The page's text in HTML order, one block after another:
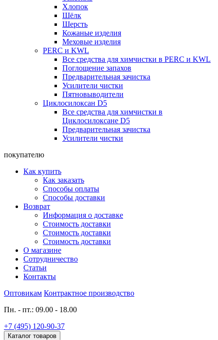
Хлопок
Шёлк
Шерсть
Кожаные изделия
Меховые изделия
PERC и KWL
Все средства для химчистки в PERC и KWL
Поглощение запахов
Предварительная зачистка
Усилители чистки
Пятновыводители
Циклосилоксан D5
Все средства для химчистки в
Циклосилоксане D5
Предварительная зачистка
Усилители чистки
покупателю
Как купить
Как заказать
Способы оплаты
Способы доставки
Возврат
Информация о доставке
Стоимость доставки
Стоимость доставки
Стоимость доставки
О магазине
Сотрудничество
Статьи
Контакты
Оптовикам Контрактное производство
Пн. - пт.: 09.00 - 18.00
+7 (495) 120-90-37
Каталог товаров